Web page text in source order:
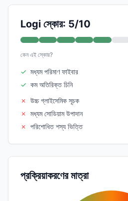
Logi স্কোর: 5/10
কেন এই স্কোর?
✓ মধ্যম পরিমাণ ফাইবার
✓ কম অতিরিক্ত চিনি
✗ উচ্চ গ্লাইসেমিক সূচক
✗ মধ্যম সোডিয়াম উপাদান
✗ পরিশোধিত শস্য ভিত্তি
প্রক্রিয়াকরণের মাত্রা